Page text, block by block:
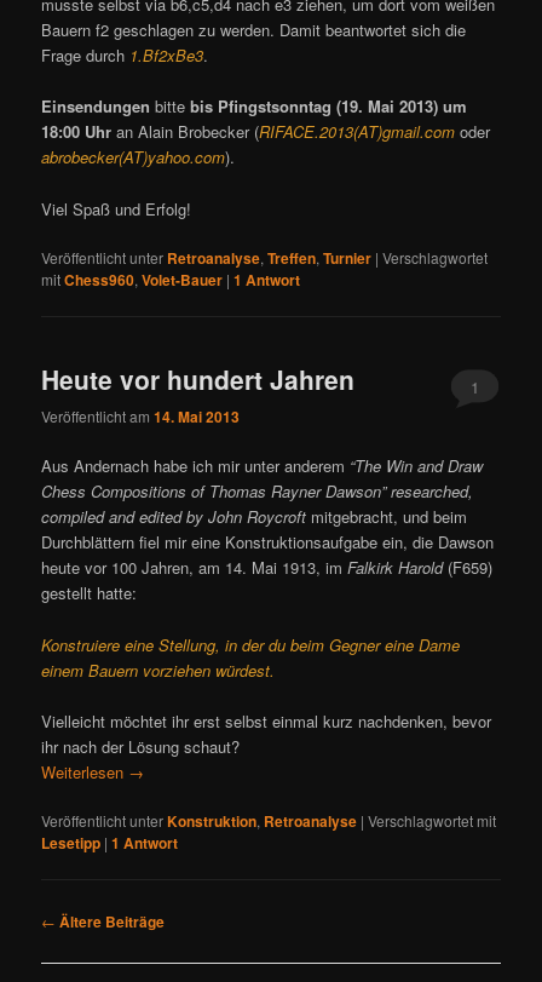
musste selbst via b6,c5,d4 nach e3 ziehen, um dort vom weißen
Bauern f2 geschlagen zu werden. Damit beantwortet sich die
Frage durch 1.Bf2xBe3.
Einsendungen bittebis Pfingstsonntag (19. Mai 2013) um
18:00 Uhr an Alain Brobecker (RIFACE.2013(AT)gmail.com oder
abrobecker(AT)yahoo.com).
Viel Spaß und Erfolg!
Veröffentlicht unter Retroanalyse,Treffen,Turnier |Verschlagwortet
mitChess960,Volet-Bauer |1 Antwort
Heute vor hundert Jahren
Veröffentlicht am14. Mai 2013
1
Aus Andernach habe ich mir unter anderem “The Win and Draw
Chess Compositions of Thomas Rayner Dawson” researched,
compiled and edited by John Roycroft mitgebracht, und beim
Durchblättern fiel mir eine Konstruktionsaufgabe ein, die Dawson
heute vor 100 Jahren, am 14. Mai 1913, imFalkirk Harold(F659)
gestellt hatte:
Konstruiere eine Stellung, in der du beim Gegner eine Dame
einem Bauern vorziehen würdest.
Vielleicht möchtet ihr erst selbst einmal kurz nachdenken, bevor
ihr nach der Lösung schaut?
Weiterlesen →
Veröffentlicht unterKonstruktion, Retroanalyse |Verschlagwortet mit
Lesetipp |1 Antwort
B
i
← Ältere Beiträge